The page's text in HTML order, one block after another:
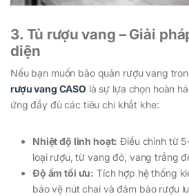
3. Tủ rượu vang – Giải
diện
Nếu bạn muốn bảo quản rượu vang
rượu vang CASO là sự lựa chọn hoàn
ứng đầy đủ các tiêu chí khắt khe:
Nhiệt độ linh hoạt: Điều chỉnh từ
loại rượu, từ vang đỏ, vang trắng
Độ ẩm tối ưu: Tích hợp hệ thống
bảo vệ nút chai và đảm bảo rượu